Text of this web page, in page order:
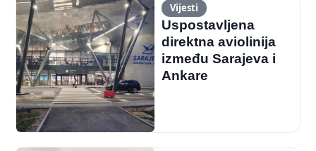
Vijesti
Uspostavljena
direktna aviolinija
između Sarajeva i
Ankare